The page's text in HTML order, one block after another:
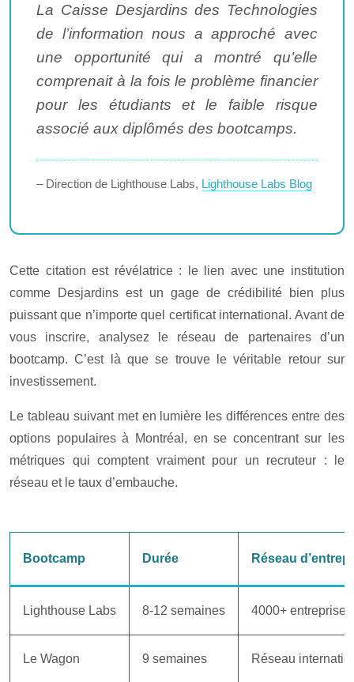
La Caisse Desjardins des Technologies
de l’information nous a approché avec
une opportunité qui a montré qu’elle
comprenait à la fois le problème financier
pour les étudiants et le faible risque
associé aux diplômés des bootcamps.
– Direction de Lighthouse Labs, Lighthouse Labs Blog
Cette citation est révélatrice : le lien avec une institution
comme Desjardins est un gage de crédibilité bien plus
puissant que n’importe quel certificat international. Avant de
vous inscrire, analysez le réseau de partenaires d’un
bootcamp. C’est là que se trouve le véritable retour sur
investissement.
Le tableau suivant met en lumière les différences entre des
options populaires à Montréal, en se concentrant sur les
métriques qui comptent vraiment pour un recruteur : le
réseau et le taux d’embauche.
Bootcamp Durée Réseau
Lighthouse Labs 8-12 semaines 4000+ entreprises
Le Wagon 9 semaines Réseau